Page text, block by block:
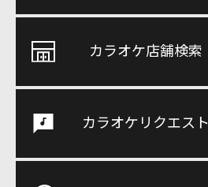
カラオケ店舗検索
カラオケリクエスト